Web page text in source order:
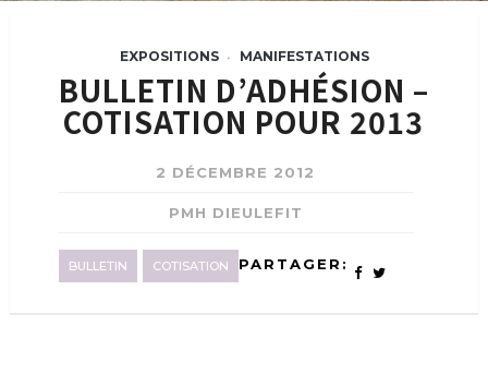
EXPOSITIONS • MANIFESTATIONS
BULLETIN D’ADHÉSION –
COTISATION POUR 2013
2 DÉCEMBRE 2012
PMH DIEULEFIT
BULLETIN COTISATION PARTAGER: